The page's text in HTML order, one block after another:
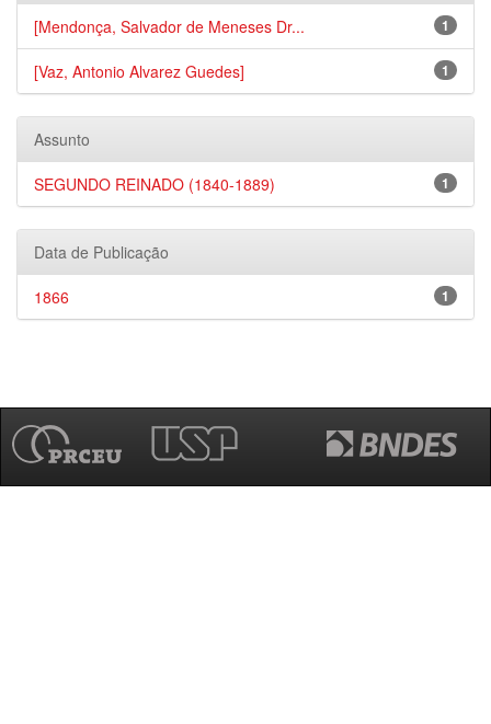
1
[Mendonça, Salvador de Meneses Dr...
1
[Vaz, Antonio Alvarez Guedes]
Assunto
1
SEGUNDO REINADO (1840-1889)
Data de Publicação
1
1866